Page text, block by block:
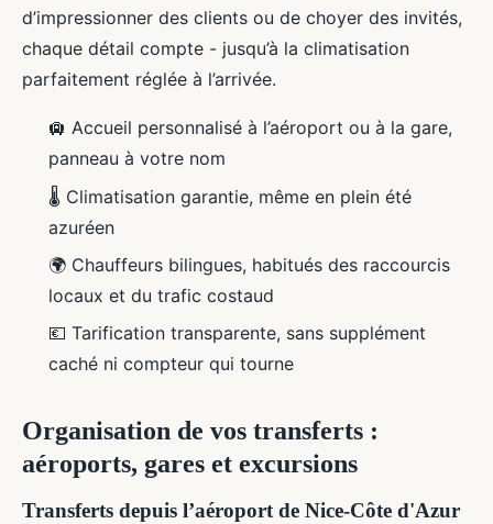
d’impressionner des clients ou de choyer des invités,
chaque détail compte - jusqu’à la climatisation
parfaitement réglée à l’arrivée.
🛄 Accueil personnalisé à l’aéroport ou à la gare,
panneau à votre nom
🌡️ Climatisation garantie, même en plein été
azuréen
🌍 Chauffeurs bilingues, habitués des raccourcis
locaux et du trafic costaud
💶 Tarification transparente, sans supplément
caché ni compteur qui tourne
Organisation de vos transferts :
aéroports, gares et excursions
Transferts depuis l’aéroport de Nice-Côte d'Azur